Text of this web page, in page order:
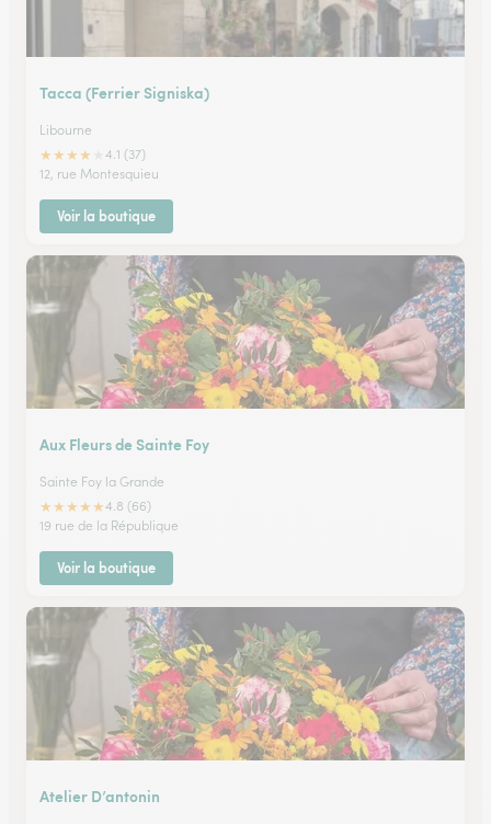
Tacca (Ferrier Signiska)
Libourne
★★★★
4.1 (37)
12, rue Montesquieu
Voir la boutique
Aux Fleurs de Sainte Foy
Sainte Foy la Grande
★★★★★4.8 (66)
19 rue de la République
Voir la boutique
Atelier D’antonin